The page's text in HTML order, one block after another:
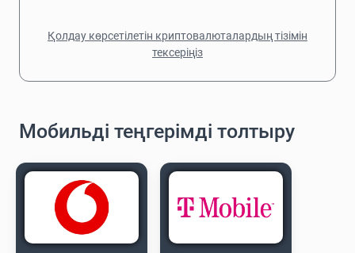
Қолдау көрсетілетін криптовалюталардың тізімін
тексеріңіз
Мобильді теңгерімді толтыру